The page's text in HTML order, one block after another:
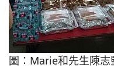
圖：Marie和先生陳